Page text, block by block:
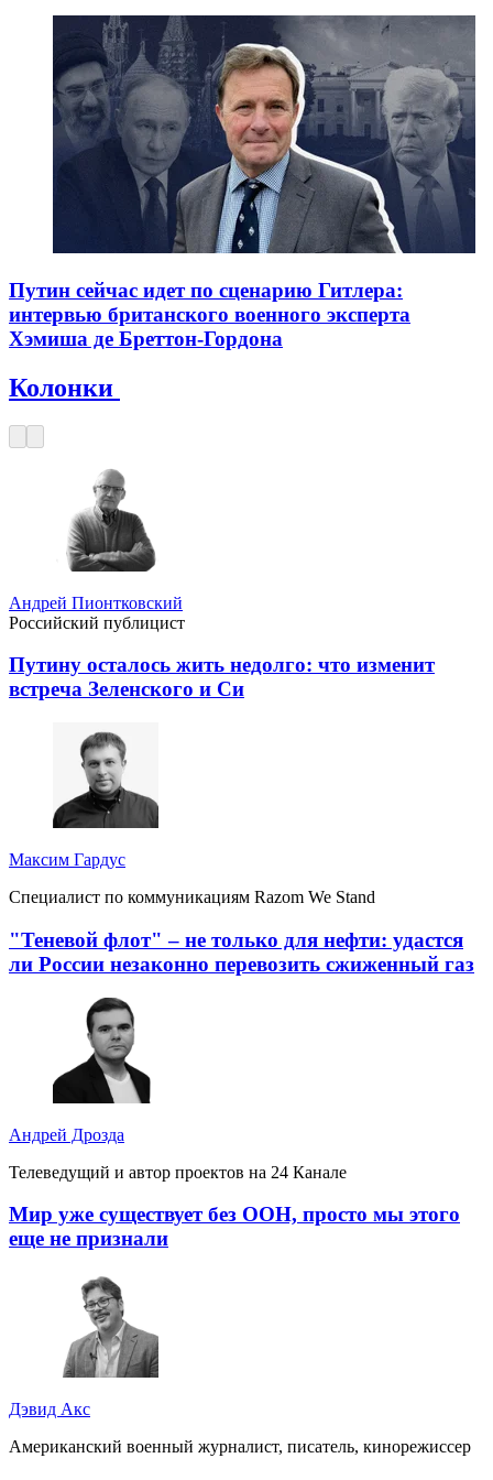
Путин сейчас идет по сценарию Гитлера:
интервью британского военного эксперта
Хэмиша де Бреттон-Гордона
Колонки
Андрей Пионтковский
Российский публицист
Путину осталось жить недолго: что изменит
встреча Зеленского и Си
Максим Гардус
Специалист по коммуникациям Razom We Stand
"Теневой флот" – не только для нефти: удастся
ли России незаконно перевозить сжиженный газ
Андрей Дрозда
Телеведущий и автор проектов на 24 Канале
Мир уже существует без ООН, просто мы этого
еще не признали
Дэвид Акс
Американский военный журналист, писатель, кинорежиссер